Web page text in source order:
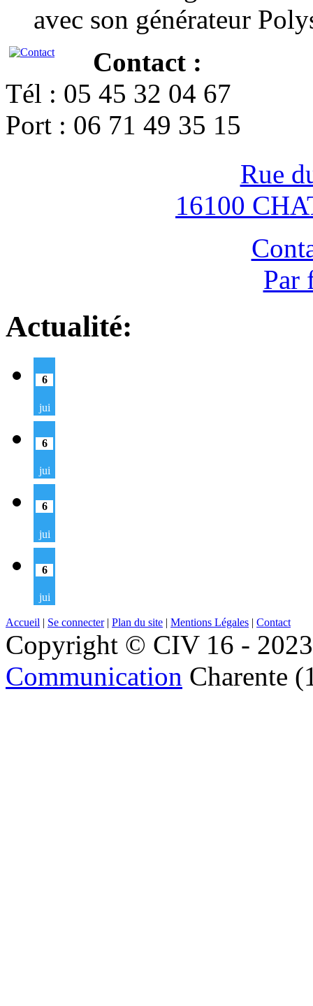
avec son générateur
Contact :
Tél : 05 45 32 04 67
Port : 06 71 49 35 15
Rue
16100
Par
Actualité:
6
jui
6
jui
6
jui
6
jui
Accueil | Se connecter| Plan du site | Mentions Légales | Contact
Copyright © CIV 16 -
Communication Charente